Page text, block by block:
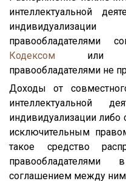
интеллектуальной
правообладателями
Кодексом или
правообладателями не
Доходы от
интеллектуальной
индивидуализации либо
исключительным
такое средство
соглашением между